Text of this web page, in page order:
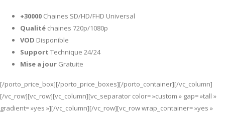
+30000 Chaines SD/HD/FHD Universal
Qualité chaines 720p/1080p
VOD Disponible
Support Technique 24/24
Mise a jour Gratuite
[/porto_price_box][/porto_price_boxes][/porto_container][/vc_column]
[/vc_row][vc_row][vc_column][vc_separator color= »custom » gap= »tall »
gradient= »yes »][/vc_column][/vc_row][vc_row wrap_container= »yes »